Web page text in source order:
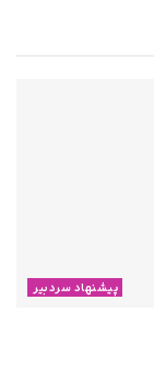
پیشنهاد سردبیر